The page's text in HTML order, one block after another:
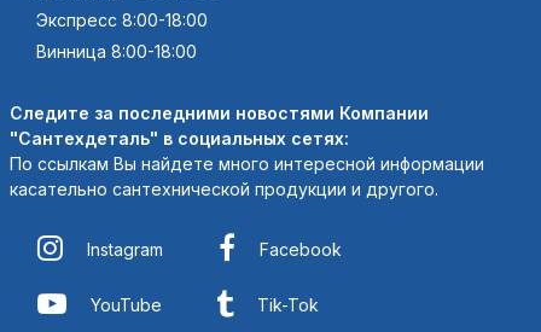
Экспресс 8:00-18:00
Винница 8:00-18:00
Следите за последними новостями Компании
"Сантехдеталь" в социальных сетях:
По ссылкам Вы найдете много интересной информации
касательно сантехнической продукции и другого.
Instagram Facebook
YouTube Tik-Tok